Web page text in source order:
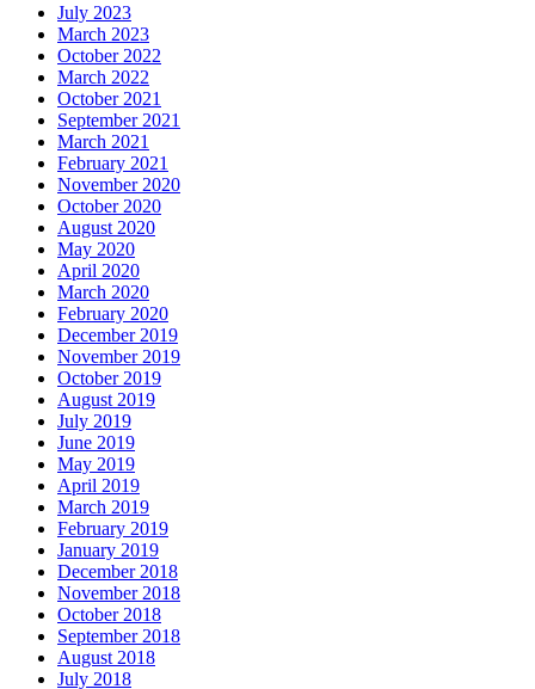
July 2023
March 2023
October 2022
March 2022
October 2021
September 2021
March 2021
February 2021
November 2020
October 2020
August 2020
May 2020
April 2020
March 2020
February 2020
December 2019
November 2019
October 2019
August 2019
July 2019
June 2019
May 2019
April 2019
March 2019
February 2019
January 2019
December 2018
November 2018
October 2018
September 2018
August 2018
July 2018